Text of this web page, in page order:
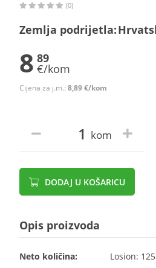
(0)
Zemlja podrijetla:
8 89
€/kom
Cijena za j.m.: 8,89 €/kom
kom
DODAJ U KOŠARICU
Opis proizvoda
Neto količina:
Losion: